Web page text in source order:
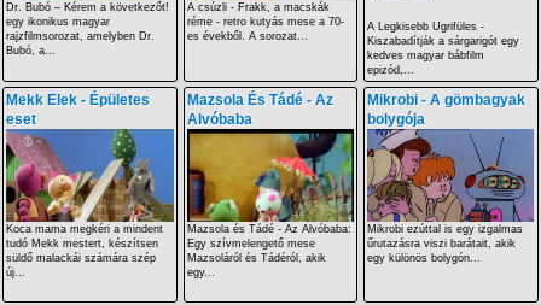
Dr. Bubó – Kérem a következőt!
egy ikonikus magyar
rajzfilmsorozat, amelyben Dr.
Bubó, a...
A csúzli - Frakk, a macskák
réme - retro kutyás mese a 70-
es évekből. A sorozat...
A Legkisebb Ugrifüles -
Kiszabadítják a sárgarigót egy
kedves magyar bábfilm
epizód,...
Mekk Elek - Épületes
eset
Koca mama megkéri a mindent
tudó Mekk mestert, készítsen
süldő malackái számára szép
új...
Mazsola És Tádé - Az
Alvóbaba
Mazsola és Tádé - Az Alvóbaba:
Egy szívmelengető mese
Mazsoláról és Tádéról, akik
egy...
Mikrobi - A gömbagyak
bolygója
Mikrobi ezúttal is egy izgalmas
űrutazásra viszi barátait, akik
egy különös bolygón...